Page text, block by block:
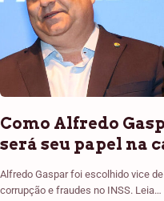
Como Alfredo
será seu papel na
Alfredo Gaspar foi escolhido vice
corrupção e fraudes no INSS. Leia…